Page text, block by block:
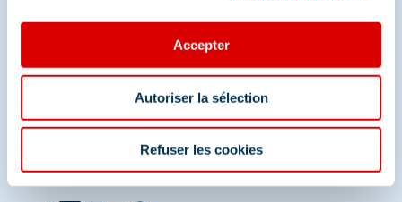
Accepter
Autoriser la sélection
Refuser les cookies